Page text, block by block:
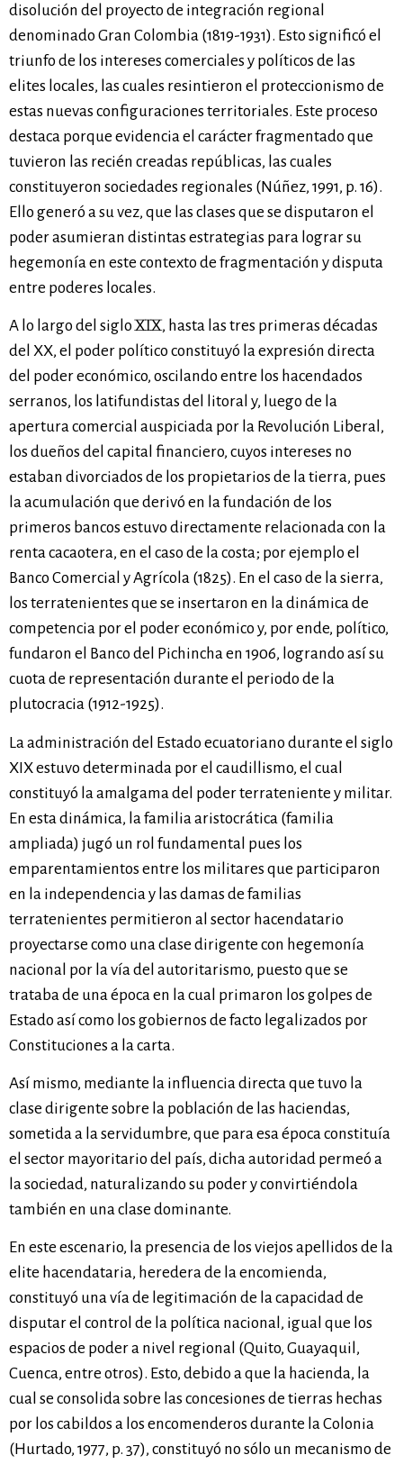
disolución del proyecto de integración regional
denominado Gran Colombia (1819-1931). Esto significó el
triunfo de los intereses comerciales y políticos de las
elites locales, las cuales resintieron el proteccionismo de
estas nuevas configuraciones territoriales. Este proceso
destaca porque evidencia el carácter fragmentado que
tuvieron las recién creadas repúblicas, las cuales
constituyeron sociedades regionales (Núñez, 1991, p. 16).
Ello generó a su vez, que las clases que se disputaron el
poder asumieran distintas estrategias para lograr su
hegemonía en este contexto de fragmentación y disputa
entre poderes locales.
A lo largo del siglo XIX, hasta las tres primeras décadas
del XX, el poder político constituyó la expresión directa
del poder económico, oscilando entre los hacendados
serranos, los latifundistas del litoral y, luego de la
apertura comercial auspiciada por la Revolución Liberal,
los dueños del capital financiero, cuyos intereses no
estaban divorciados de los propietarios de la tierra, pues
la acumulación que derivó en la fundación de los
primeros bancos estuvo directamente relacionada con la
renta cacaotera, en el caso de la costa; por ejemplo el
Banco Comercial y Agrícola (1825). En el caso de la sierra,
los terratenientes que se insertaron en la dinámica de
competencia por el poder económico y, por ende, político,
fundaron el Banco del Pichincha en 1906, logrando así su
cuota de representación durante el periodo de la
plutocracia (1912-1925).
La administración del Estado ecuatoriano durante el siglo
XIX estuvo determinada por el caudillismo, el cual
constituyó la amalgama del poder terrateniente y militar.
En esta dinámica, la familia aristocrática (familia
ampliada) jugó un rol fundamental pues los
emparentamientos entre los militares que participaron
en la independencia y las damas de familias
terratenientes permitieron al sector hacendatario
proyectarse como una clase dirigente con hegemonía
nacional por la vía del autoritarismo, puesto que se
trataba de una época en la cual primaron los golpes de
Estado así como los gobiernos de facto legalizados por
Constituciones a la carta.
Así mismo, mediante la influencia directa que tuvo la
clase dirigente sobre la población de las haciendas,
sometida a la servidumbre, que para esa época constituía
el sector mayoritario del país, dicha autoridad permeó a
la sociedad, naturalizando su poder y convirtiéndola
también en una clase dominante.
En este escenario, la presencia de los viejos apellidos de la
elite hacendataria, heredera de la encomienda,
constituyó una vía de legitimación de la capacidad de
disputar el control de la política nacional, igual que los
espacios de poder a nivel regional (Quito, Guayaquil,
Cuenca, entre otros). Esto, debido a que la hacienda, la
cual se consolida sobre las concesiones de tierras hechas
por los cabildos a los encomenderos durante la Colonia
(Hurtado, 1977, p. 37), constituyó no sólo un mecanismo de